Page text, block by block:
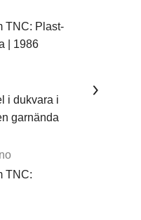
TNC: Plast-
| 1986
i dukvara i
garnända
TNC: